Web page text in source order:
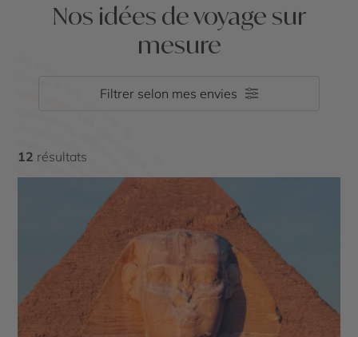
Nos idées de voyage sur
mesure
Filtrer selon mes envies
12 résultats